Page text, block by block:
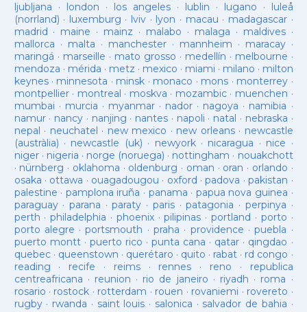
ljubljana · london · los angeles· lublin · lugano · luleå
(norrland) · luxemburg · lviv · lyon · macau · madagascar·
madrid · maine · mainz · malabo · malaga · maldives·
mallorca · malta · manchester· mannheim · maracay·
maringá · marseille · mato grosso · medellín · melbourne ·
mendoza · mérida · metz · mexico · miami · milano · milton
keynes· minnesota · minsk · monaco · mons · monterrey ·
montpellier· montreal · moskva · mozambic· muenchen ·
mumbai · murcia · myanmar· nador · nagoya · namibia ·
namur· nancy · nanjing · nantes · napoli · natal · nebraska ·
nepal · neuchatel · new mexico · new orleans· newcastle
(austràlia) · newcastle (uk) · newyork· nicaragua · nice ·
niger· nigeria · norge (noruega) · nottingham · nouakchott
· nürnberg · oklahoma · oldenburg · oman · oran · orlando ·
osaka · ottawa · ouagadougou · oxford ·padova ·pakistan ·
palestine · pamplona iruña · panama · papua nova guinea ·
paraguay· parana ·paraty · paris·patagonia · perpinya ·
perth ·philadelphia · phoenix·pilipinas ·portland · porto ·
porto alegre ·portsmouth ·praha · providence ·puebla ·
puerto montt· puerto rico ·punta cana · qatar · qingdao ·
quebec· queenstown · querétaro · quito · rabat · rd congo ·
reading · recife · reims· rennes · reno · republica
centreafricana · reunion · rio de janeiro · riyadh · roma ·
rosario · rostock · rotterdam · rouen · rovaniemi · rovereto ·
rugby· rwanda · saint louis · salonica · salvador de bahia ·